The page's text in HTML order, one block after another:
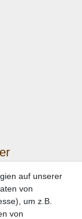
auf unserer
von
um z.B.
von